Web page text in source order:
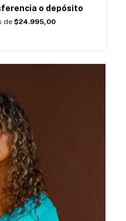
o depósito
de $24.995,00